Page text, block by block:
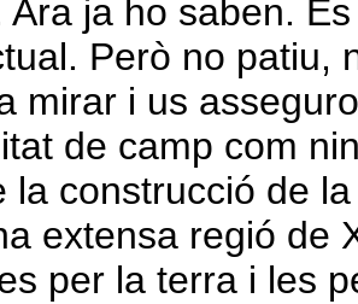
Ara ja ho saben.
Però no patiu,
mirar i us
de camp com
la construcció de
extensa regió de
per la terra i les